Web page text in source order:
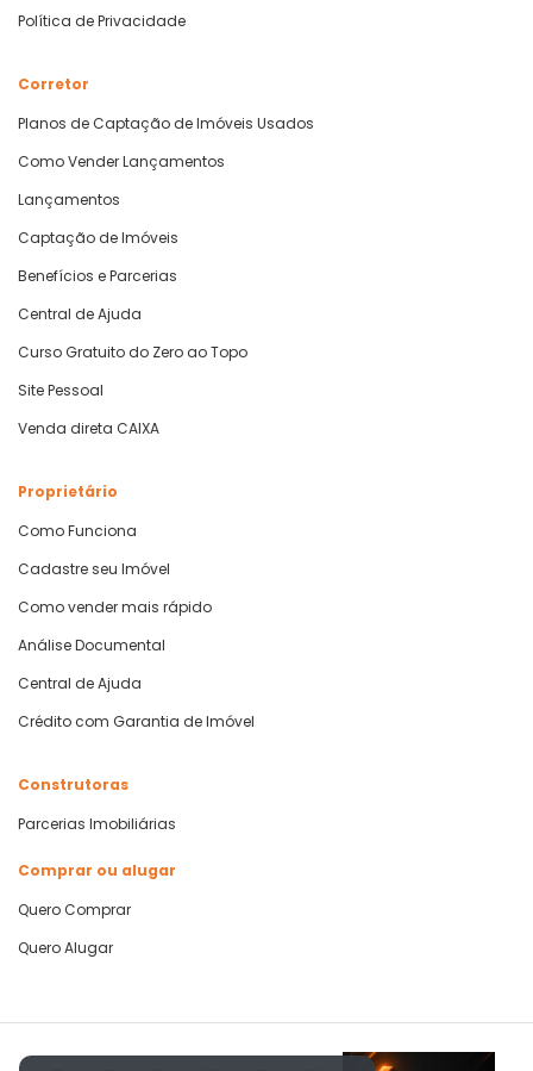
Política de Privacidade
Corretor
Planos de Captação de Imóveis Usados
Como Vender Lançamentos
Lançamentos
Captação de Imóveis
Benefícios e Parcerias
Central de Ajuda
Curso Gratuito do Zero ao Topo
Site Pessoal
Venda direta CAIXA
Proprietário
Como Funciona
Cadastre seu Imóvel
Como vender mais rápido
Análise Documental
Central de Ajuda
Crédito com Garantia de Imóvel
Construtoras
Parcerias Imobiliárias
Comprar ou alugar
Quero Comprar
Quero Alugar